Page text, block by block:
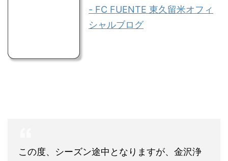
- FC FUENTE 東久留米オフィ
シャルブログ
この度、シーズン途中となりますが、金沢浄